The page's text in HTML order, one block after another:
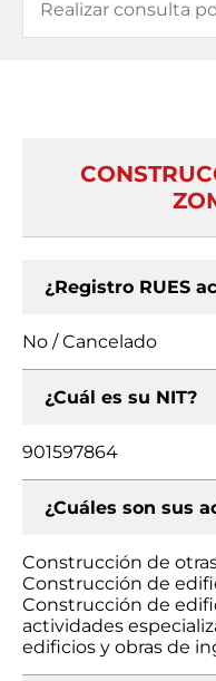
¿Registro RUES
No / Cancelado
¿Cuál es su NIT?
901597864
¿Cuáles son sus
Construcción de
Construcción de
Construcción de
actividades
edificios y obras de